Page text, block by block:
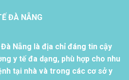
ĐÀ NẴNG
Nẵng là địa chỉ đáng tin cậy
y tế đa dạng, phù hợp cho nhu
tại nhà và trong các cơ sở y